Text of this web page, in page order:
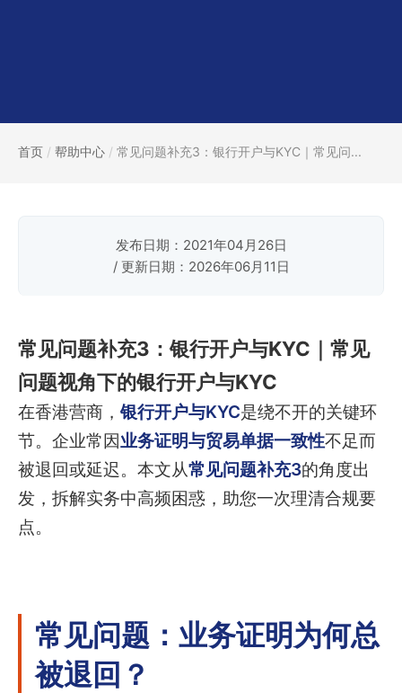
首页 / 帮助中心 / 常见问题补充3：银行开户与KYC｜常见问...
发布日期：2021年04月26日
/ 更新日期：2026年06月11日
常见问题补充3：银行开户与KYC｜常见
问题视角下的银行开户与KYC
在香港营商，银行开户与KYC是绕不开的关键环
节。企业常因业务证明与贸易单据一致性不足而
被退回或延迟。本文从常见问题补充3的角度出
发，拆解实务中高频困惑，助您一次理清合规要
点。
常见问题：业务证明为何总
被退回？